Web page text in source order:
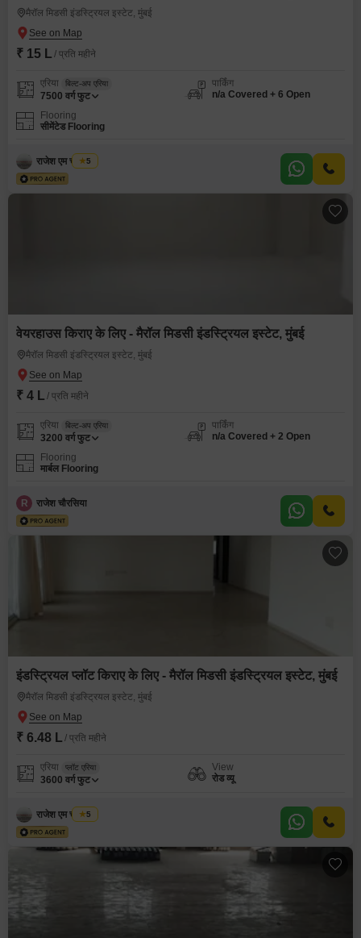
मैरॉल मिडसी इंडस्ट्रियल इस्टेट, मुंबई
₹ 15 L / प्रति महीने
एरिया बिल्ट-अप एरिया
7500 वर्ग फुट
पार्किंग
n/a Covered + 6 Open
Flooring
सीमेंटेड Flooring
राजेश एम चौरसिया
5
वेयरहाउस किराए के लिए - मैरॉल मिडसी इंडस्ट्रियल इस्टेट, मुंबई
मैरॉल मिडसी इंडस्ट्रियल इस्टेट, मुंबई
₹ 4 L / प्रति महीने
एरिया बिल्ट-अप एरिया
3200 वर्ग फुट
पार्किंग
n/a Covered + 2 Open
Flooring
मार्बल Flooring
R राजेश चौरसिया
इंडस्ट्रियल प्लॉट किराए के लिए - मैरॉल मिडसी इंडस्ट्रियल इस्टेट, मुंबई
मैरॉल मिडसी इंडस्ट्रियल इस्टेट, मुंबई
₹ 6.48 L / प्रति महीने
एरिया प्लॉट एरिया
3600 वर्ग फुट
View
रोड व्यू
राजेश एम चौरसिया
5